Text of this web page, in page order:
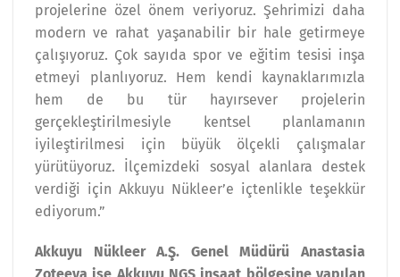
projelerine özel önem veriyoruz. Şehrimizi daha
modern ve rahat yaşanabilir bir hale getirmeye
çalışıyoruz. Çok sayıda spor ve eğitim tesisi inşa
etmeyi planlıyoruz. Hem kendi kaynaklarımızla
hem de bu tür hayırsever projelerin
gerçekleştirilmesiyle kentsel planlamanın
iyileştirilmesi için büyük ölçekli çalışmalar
yürütüyoruz. İlçemizdeki sosyal alanlara destek
verdiği için Akkuyu Nükleer’e içtenlikle teşekkür
ediyorum.”
Akkuyu Nükleer A.Ş. Genel Müdürü Anastasia